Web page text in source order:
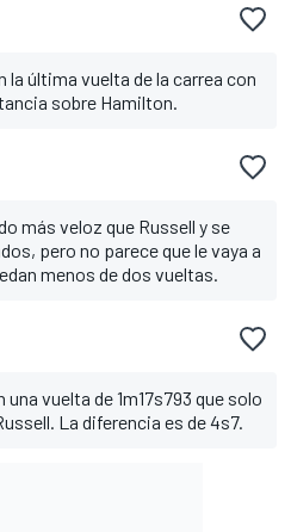
la última vuelta de la carrea con
sobre Hamilton.
más veloz que Russell y se
pero no parece que le vaya a
menos de dos vueltas.
vuelta de 1m17s793 que solo
La diferencia es de 4s7.